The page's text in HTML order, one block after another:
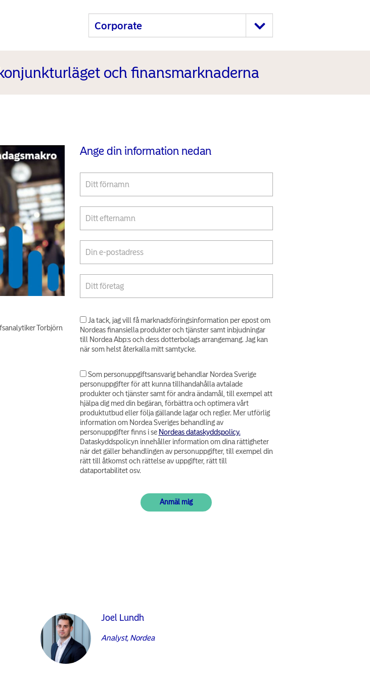
och finansmarknaderna
Torbjörn
Ange din information nedan
Ja tack, jag vill få marknadsföringsinformation per epost om
Nordeas finansiella produkter och tjänster samt inbjudningar
till Nordea Abp:s och dess dotterbolags arrangemang. Jag kan
när som helst återkalla mitt samtycke.
Som personuppgiftsansvarig behandlar Nordea Sverige
personuppgifter för att kunna tillhandahålla avtalade
produkter och tjänster samt för andra ändamål, till exempel att
hjälpa dig med din begäran, förbättra och optimera vårt
produktutbud eller följa gällande lagar och regler. Mer utförlig
information om Nordea Sveriges behandling av
personuppgifter finns i se Nordeas dataskyddspolicy.
Dataskyddspolicyn innehåller information om dina rättigheter
när det gäller behandlingen av personuppgifter, till exempel din
rätt till åtkomst och rättelse av uppgifter, rätt till
dataportabilitet osv.
Joel Lundh
Analyst, Nordea